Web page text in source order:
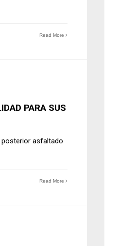
Read More
PARA SUS
posterior asfaltado
Read More